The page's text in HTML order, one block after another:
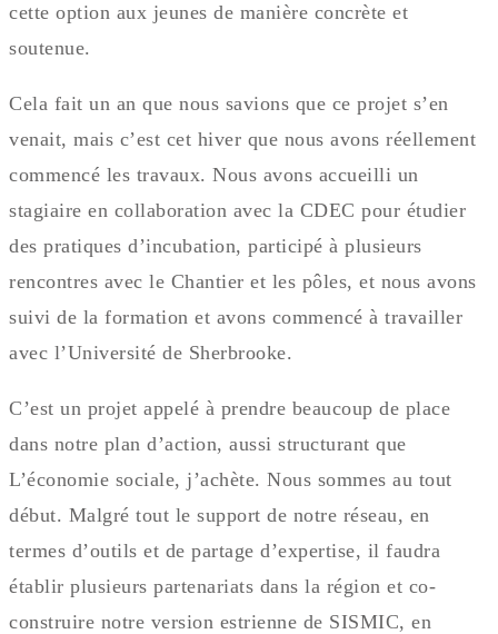
cette option aux jeunes de manière concrète et
soutenue.
Cela fait un an que nous savions que ce projet s’en
venait, mais c’est cet hiver que nous avons réellement
commencé les travaux. Nous avons accueilli un
stagiaire en collaboration avec la CDEC pour étudier
des pratiques d’incubation, participé à plusieurs
rencontres avec le Chantier et les pôles, et nous avons
suivi de la formation et avons commencé à travailler
avec l’Université de Sherbrooke.
C’est un projet appelé à prendre beaucoup de place
dans notre plan d’action, aussi structurant que
L’économie sociale, j’achète. Nous sommes au tout
début. Malgré tout le support de notre réseau, en
termes d’outils et de partage d’expertise, il faudra
établir plusieurs partenariats dans la région et co-
construire notre version estrienne de SISMIC, en